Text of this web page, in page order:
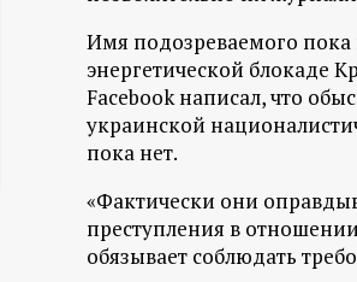
а
ц
и
о
н
Имя подозреваемого пока
энергетической блокаде
Facebook написал, что
украинской
пока нет.
«Фактически они
преступления в
обязывает соблюдать